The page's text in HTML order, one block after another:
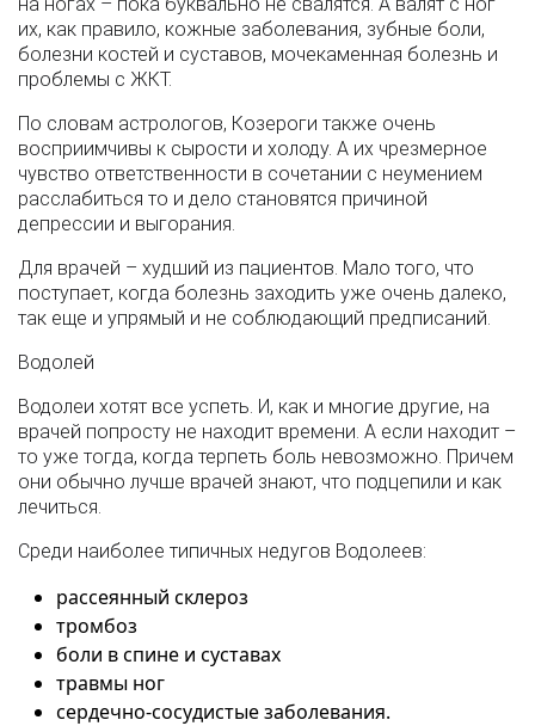
их, как правило, кожные заболевания, зубные боли,
болезни костей и суставов, мочекаменная болезнь и
проблемы с ЖКТ.
По словам астрологов, Козероги также очень
восприимчивы к сырости и холоду. А их чрезмерное
чувство ответственности в сочетании с неумением
расслабиться то и дело становятся причиной
депрессии и выгорания.
Для врачей – худший из пациентов. Мало того, что
поступает, когда болезнь заходить уже очень далеко,
так еще и упрямый и не соблюдающий предписаний.
Водолей
Водолеи хотят все успеть. И, как и многие другие, на
врачей попросту не находит времени. А если находит –
то уже тогда, когда терпеть боль невозможно. Причем
они обычно лучше врачей знают, что подцепили и как
лечиться.
Среди наиболее типичных недугов Водолеев:
рассеянный склероз
тромбоз
боли в спине и суставах
травмы ног
сердечно-сосудистые заболевания.